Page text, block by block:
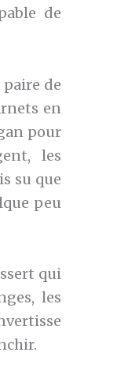
de
paire de
en
pour
les
su que
peu
qui
les